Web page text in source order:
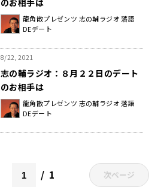
のお相手は
龍角散プレゼンツ 志の輔ラジオ 落語
DEデート
8/22, 2021
志の輔ラジオ：８月２２日のデート
のお相手は
龍角散プレゼンツ 志の輔ラジオ 落語
DEデート
1 次ページ